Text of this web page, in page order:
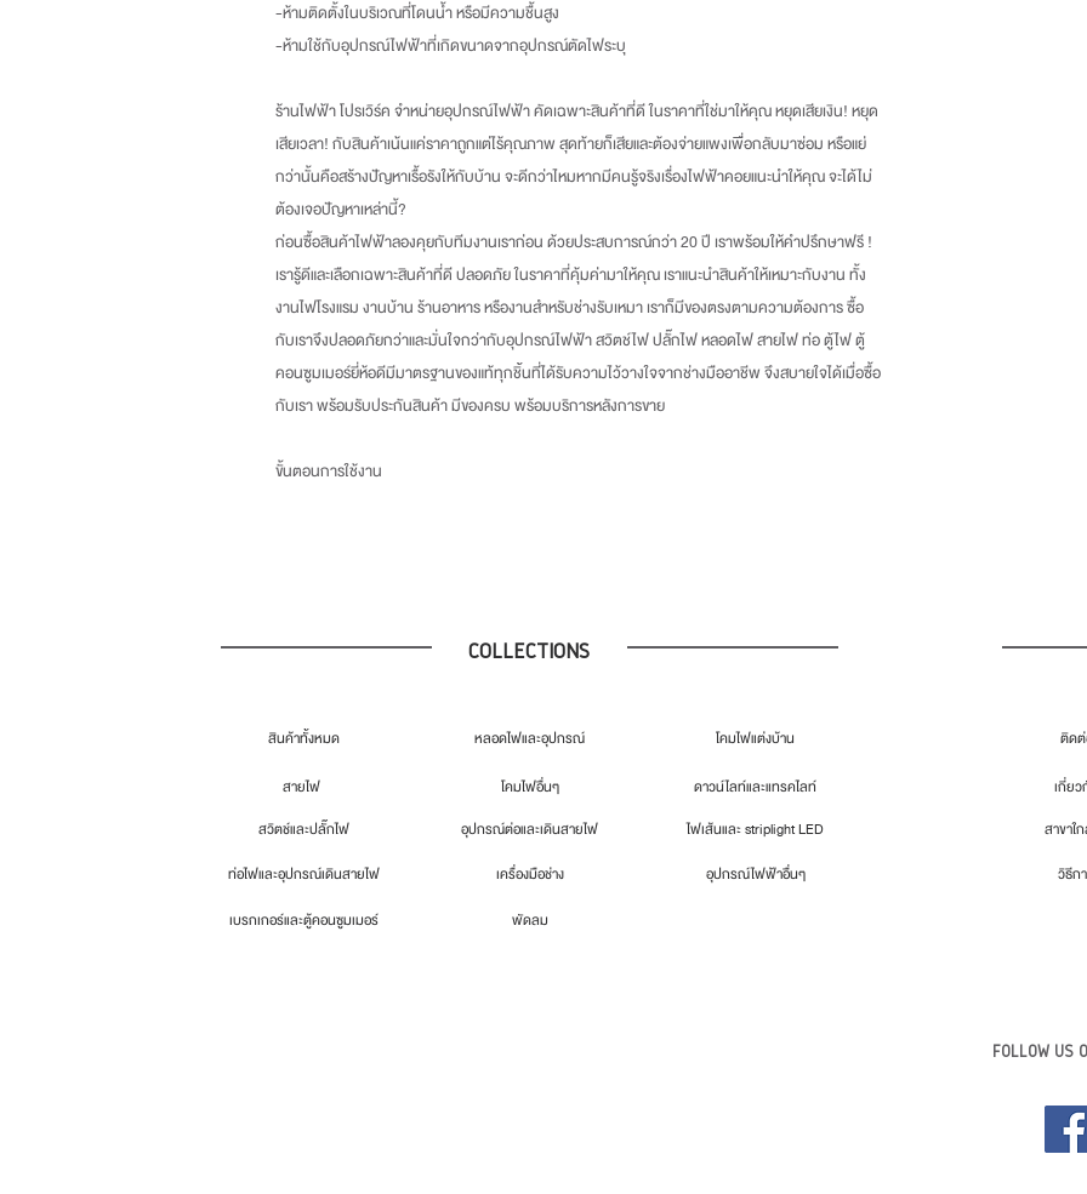
-ห้ามติดตั้งในบริเวณที่โดนน้ำ หรือมีความชื้นสูง
-ห้ามใช้กับอุปกรณ์ไฟฟ้าที่เกิดขนาดจากอุปกรณ์ตัดไฟระบุ
ร้านไฟฟ้า โปรเวิร์ค จำหน่ายอุปกรณ์ไฟฟ้า คัดเฉพาะสินค้าที่ดี ในราคาที่ใช่มาให้คุณ หยุดเสียเงิน!หยุด
เสียเวลา!กับสินค้าเน้นแค่ราคาถูกแต่ไร้คุณภาพ สุดท้ายก็เสียและต้องจ่ายแพงเพื่อกลับมาซ่อม หรือแย่
กว่านั้นคือสร้างปัญหาเรื้อรังให้กับบ้าน จะดีกว่าไหมหากมีคนรู้จริงเรื่องไฟฟ้าคอยแนะนำให้คุณ จะได้ไม่
ต้องเจอปัญหาเหล่านี้?
ก่อนซื้อสินค้าไฟฟ้าลองคุยกับทีมงานเราก่อนด้วยประสบการณ์กว่า20ปี เราพร้อมให้คำปรึกษาฟรี!
เรารู้ดีและเลือกเฉพาะสินค้าที่ดี ปลอดภัย ในราคาที่คุ้มค่ามาให้คุณ เราแนะนำสินค้าให้เหมาะกับงาน ทั้ง
งานไฟโรงแรม งานบ้าน ร้านอาหาร หรืองานสำหรับช่างรับเหมา เราก็มีของตรงตามความต้องการ ซื้อ
กับเราจึงปลอดภัยกว่าและมั่นใจกว่ากับอุปกรณ์ไฟฟ้า สวิตช์ไฟ ปลั๊กไฟ หลอดไฟ สายไฟ ท่อ ตู้ไฟ ตู้
คอนซูมเมอร์ยี่ห้อดีมีมาตรฐานของแท้ทุกชิ้นที่ได้รับความไว้วางใจจากช่างมืออาชีพ จึงสบายใจได้เมื่อซื้อ
กับเรา พร้อมรับประกันสินค้า มีของครบ พร้อมบริการหลังการขาย
ขั้นตอนการใช้งาน
COLLECTIONS
สินค้าทั้งหมด
สายไฟ
สวิตช์และปลั๊กไฟ
ท่อไฟและอุปกรณ์เดินสายไฟ
เบรกเกอร์และตู้คอนซูมเมอร์
หลอดไฟและอุปกรณ์
โคมไฟอื่นๆ
อุปกรณ์ต่อและเดินสายไฟ
เครื่องมือช่าง
โคมไฟแต่งบ้าน
ดาวน์ไลท์และแทรคไลท์
ไฟเส้นและ striplight LED
อุปกรณ์ไฟฟ้าอื่นๆ
พัดลม
ติดต่
เกี่ยว
สาขา
วิธีก
FOLLOW US